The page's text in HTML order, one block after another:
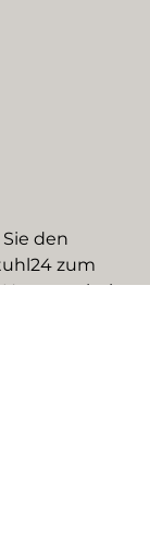
den
zum
bei